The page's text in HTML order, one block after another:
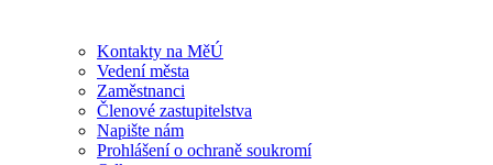
Kontakty na MěÚ
Vedení města
Zaměstnanci
Členové zastupitelstva
Napište nám
Prohlášení o ochraně soukromí